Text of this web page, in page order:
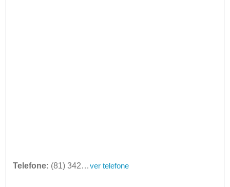
Telefone: (81) 3426-7276 ver telefone